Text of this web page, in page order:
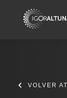
VOLVER